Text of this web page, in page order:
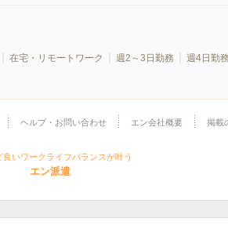
在宅・リモートワーク 週2～3日勤務 週4日勤務
ヘルプ・お問い合わせ エン会社概要 掲載
良いワークライフバランスが叶う
エン派遣